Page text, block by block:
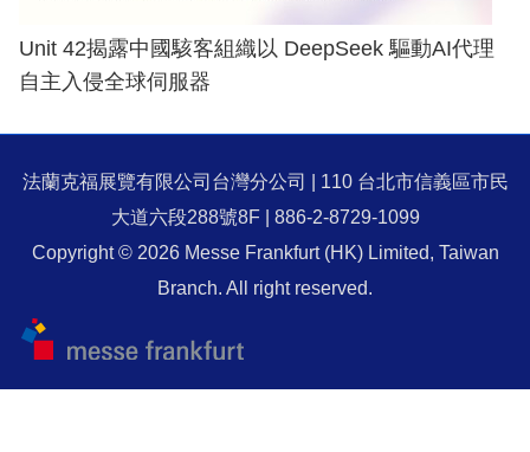
Unit 42揭露中國駭客組織以 DeepSeek 驅動AI代理
自主入侵全球伺服器
法蘭克福展覽有限公司台灣分公司 | 110 台北市信義區市民
大道六段288號8F | 886-2-8729-1099
Copyright © 2026 Messe Frankfurt (HK) Limited, Taiwan
Branch. All right reserved.